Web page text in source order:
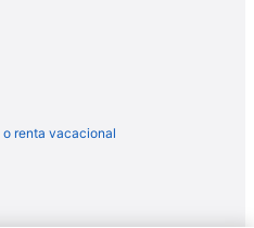
renta vacacional